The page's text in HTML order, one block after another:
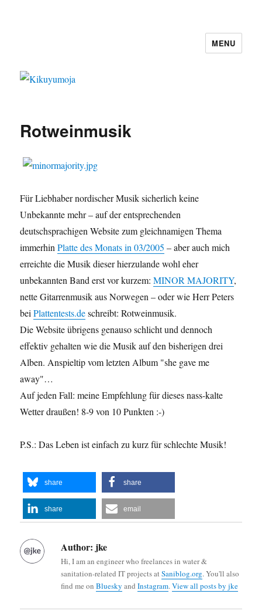
MENU
Rotweinmusik
Für Liebhaber nordischer Musik sicherlich keine
Unbekannte mehr – auf der entsprechenden
deutschsprachigen Website zum gleichnamigen Thema
immerhinPlatte des Monats in 03/2005 – aber auch mich
erreichte die Musik dieser hierzulande wohl eher
unbekannten Band erst vor kurzem:MINOR MAJORITY,
nette Gitarrenmusik aus Norwegen – oder wie Herr Peters
beiPlattentests.deschreibt: Rotweinmusik.
Die Website übrigens genauso schlicht und dennoch
effektiv gehalten wie die Musik auf den bisherigen drei
Alben. Anspieltip vom letzten Album "she gave me
away"…
Auf jeden Fall: meine Empfehlung für dieses nass-kalte
Wetter draußen! 8-9 von 10 Punkten :-)
P.S.: Das Leben ist einfach zu kurz für schlechte Musik!
share share
share email
Author: jke
Hi, I am an engineer who freelances in water &
sanitation-related IT projects atSaniblog.org. You'll also
find me onBluesky andInstagram.View all posts by jke